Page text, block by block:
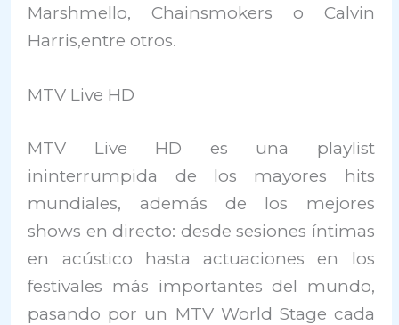
Marshmello, Chainsmokers o Calvin
Harris,entre otros.
MTV Live HD
MTV Live HD es una playlist
ininterrumpida de los mayores hits
mundiales, además de los mejores
shows en directo: desde sesiones íntimas
en acústico hasta actuaciones en los
festivales más importantes del mundo,
pasando por un MTV World Stage cada